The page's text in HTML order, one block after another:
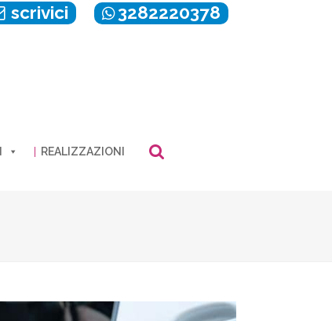
scrivici 3282220378
REALIZZAZIONI